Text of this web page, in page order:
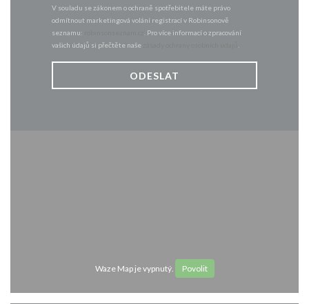
V souladu se zákonem o ochraně spotřebitele máte právo
odmítnout marketingová volání registrací v Robinsonově
seznamu:
. Pro více informací o zpracování
vašich údajů si přečtěte naše
Waze Map je vypnutý. Povolit